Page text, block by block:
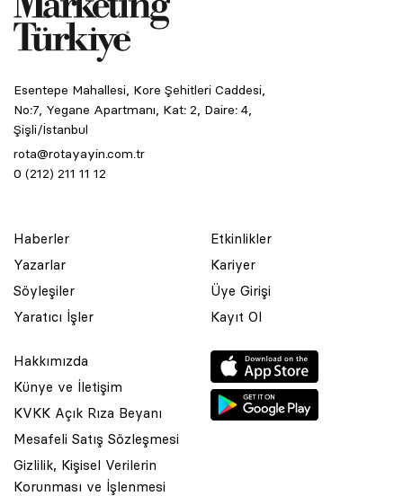
Esentepe Mahallesi, Kore Şehitleri Caddesi,
No:7, Yegane Apartmanı, Kat: 2, Daire: 4,
Şişli/İstanbul
rota@rotayayin.com.tr
0 (212) 211 11 12
Haberler
Yazarlar
Söyleşiler
Yaratıcı İşler
Etkinlikler
Kariyer
Üye Girişi
Kayıt Ol
Hakkımızda
Künye ve İletişim
KVKK Açık Rıza Beyanı
Mesafeli Satış Sözleşmesi
Gizlilik, Kişisel Verilerin
Korunması ve İşlenmesi